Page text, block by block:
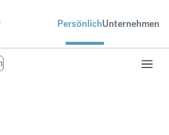
PersönlichUnternehmen